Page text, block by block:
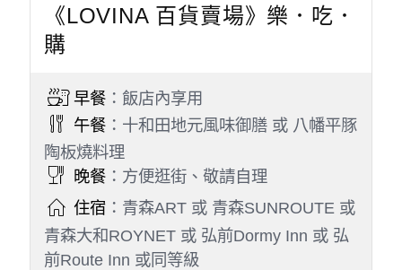
《LOVINA 百貨賣場》樂．吃．
購
早餐：飯店內享用
午餐：十和田地元風味御膳 或 八幡平豚
陶板燒料理
晚餐：方便逛街、敬請自理
住宿：青森ART 或 青森SUNROUTE 或
青森大和ROYNET 或 弘前Dormy Inn 或 弘
前Route Inn 或同等級